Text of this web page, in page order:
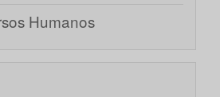
Humanos